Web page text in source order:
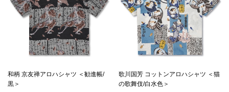
和柄 京友禅アロハシャツ ＜勧進帳/
黒＞
歌川国芳 コットンアロハシャツ ＜猫
の歌舞伎/白水色＞